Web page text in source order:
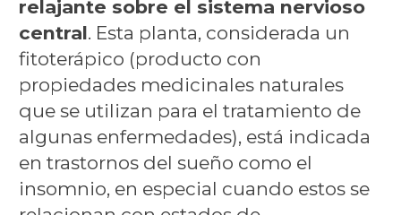
relajante sobre el sistema nervioso
central. Esta planta, considerada un
fitoterápico (producto con
propiedades medicinales naturales
que se utilizan para el tratamiento de
algunas enfermedades), está indicada
en trastornos del sueño como el
insomnio, en especial cuando estos se